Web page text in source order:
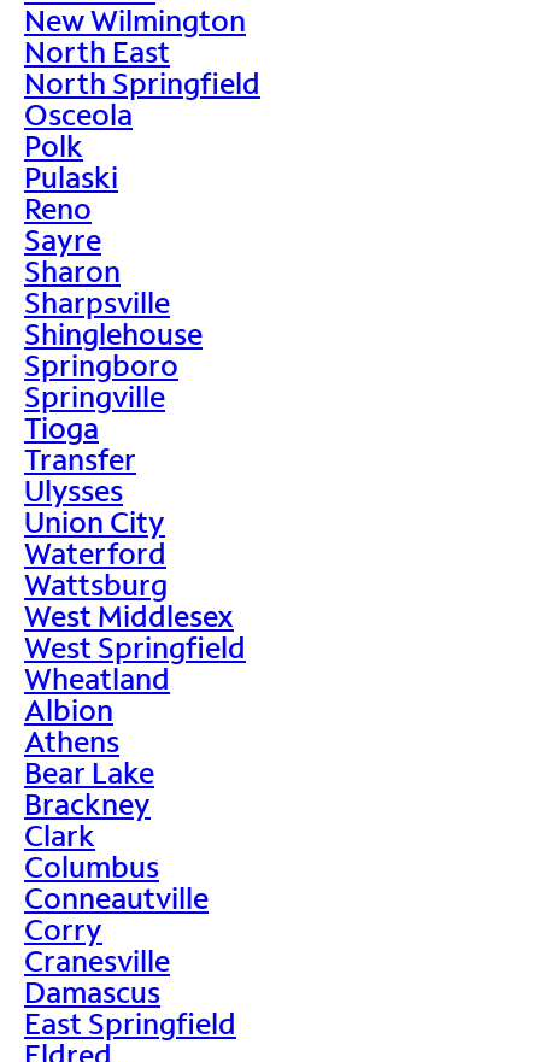
New Wilmington
North East
North Springfield
Osceola
Polk
Pulaski
Reno
Sayre
Sharon
Sharpsville
Shinglehouse
Springboro
Springville
Tioga
Transfer
Ulysses
Union City
Waterford
Wattsburg
West Middlesex
West Springfield
Wheatland
Albion
Athens
Bear Lake
Brackney
Clark
Columbus
Conneautville
Corry
Cranesville
Damascus
East Springfield
Eldred